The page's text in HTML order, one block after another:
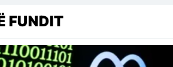
FUNDIT